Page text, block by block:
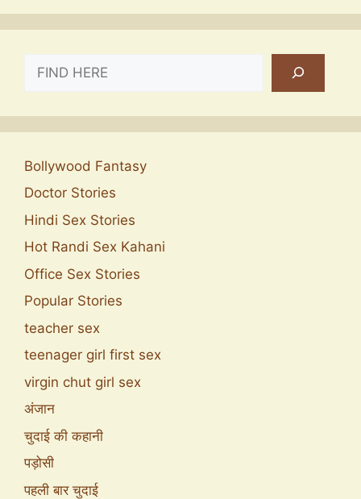
Bollywood Fantasy
Doctor Stories
Hindi Sex Stories
Hot Randi Sex Kahani
Office Sex Stories
Popular Stories
teacher sex
teenager girl first sex
virgin chut girl sex
अंजान
चुदाई की कहानी
पड़ोसी
पहली बार चुदाई